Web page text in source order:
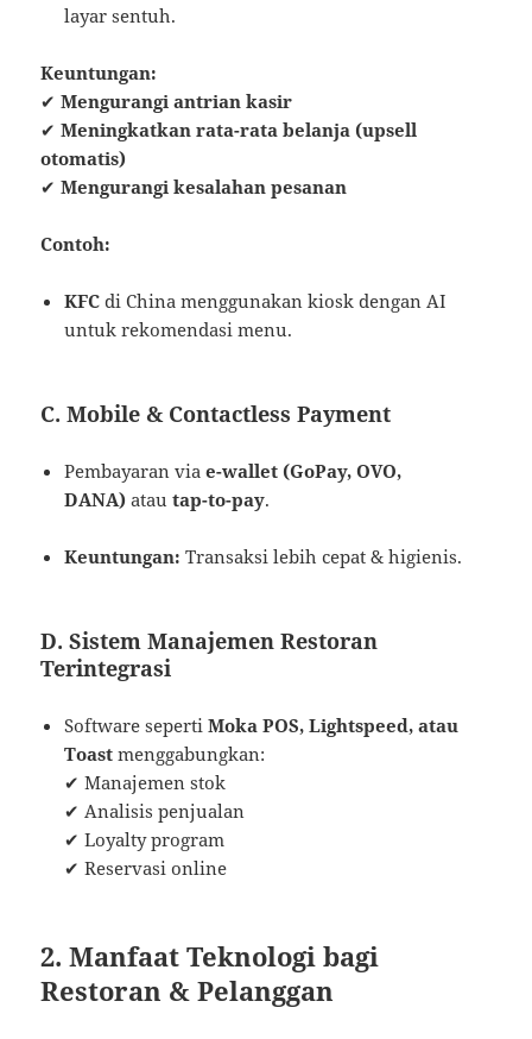
layar sentuh.
Keuntungan:
✔Mengurangi antrian kasir
✔Meningkatkan rata-rata belanja (upsell
otomatis)
✔Mengurangi kesalahan pesanan
Contoh:
KFC di China menggunakan kiosk dengan AI
untuk rekomendasi menu.
C. Mobile & Contactless Payment
Pembayaran viae-wallet (GoPay, OVO,
DANA) atautap-to-pay.
Keuntungan: Transaksi lebih cepat & higienis.
D. Sistem Manajemen Restoran
Terintegrasi
Software sepertiMoka POS, Lightspeed, atau
Toast menggabungkan:
✔ Manajemen stok
✔ Analisis penjualan
✔ Loyalty program
✔ Reservasi online
2. Manfaat Teknologi bagi
Restoran & Pelanggan